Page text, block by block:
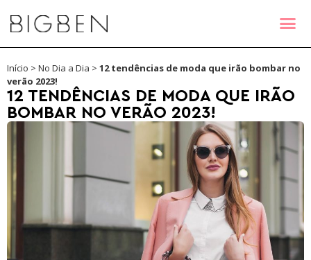
Início > No Dia a Dia > 12 tendências de moda que irão bombar no
verão 2023!
12 TENDÊNCIAS DE MODA QUE IRÃO
BOMBAR NO VERÃO 2023!